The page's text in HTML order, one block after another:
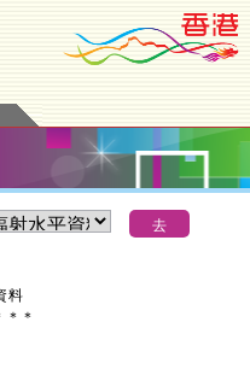
料
＊ ＊